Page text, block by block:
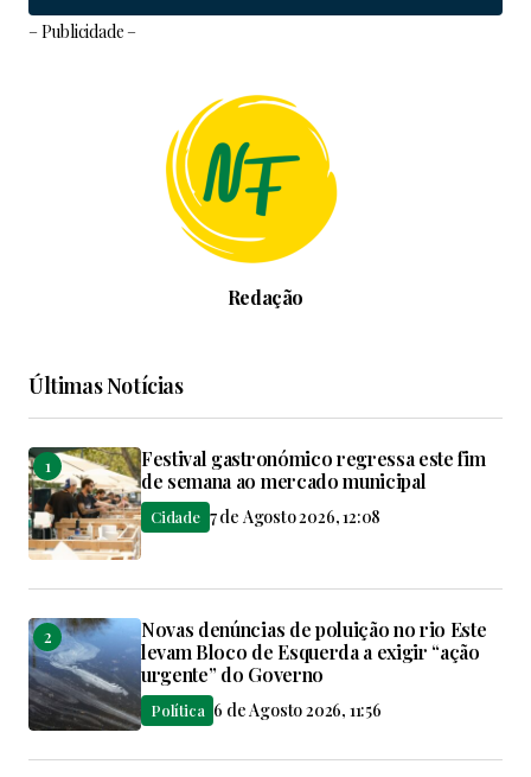
– Publicidade –
Redação
Últimas Notícias
Festival gastronómico regressa este fim
de semana ao mercado municipal
Cidade 7 de Agosto 2026, 12:08
Novas denúncias de poluição no rio Este
levam Bloco de Esquerda a exigir “ação
urgente” do Governo
Política 6 de Agosto 2026, 11:56